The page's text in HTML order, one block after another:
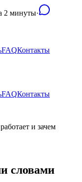
2 минуты·
FAQКонтакты
FAQКонтакты
и зачем
словами